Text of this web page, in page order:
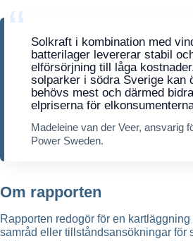
Solkraft i kombination med
batterilager levererar stabil
elförsörjning till låga
solparker i södra Sverige kan
behövs mest och därmed
elpriserna för
Madeleine van der Veer, ansvarig
Power Sweden.
Om rapporten
Rapporten redogör för en
samråd eller tillståndsansökningar för